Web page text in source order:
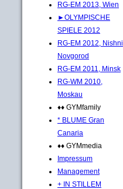
RG-EM 2013, Wien
►OLYMPISCHE
SPIELE 2012
RG-EM 2012, Nishni
Novgorod
RG-EM 2011, Minsk
RG-WM 2010,
Moskau
♦♦ GYMfamily
* BLUME Gran
Canaria
♦♦ GYMmedia
Impressum
Management
+ IN STILLEM